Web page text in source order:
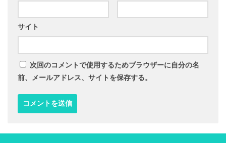
サイト
次回のコメントで使用するためブラウザーに自分の名
前、メールアドレス、サイトを保存する。